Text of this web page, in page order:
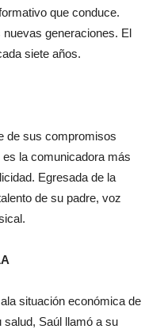
que conduce.
generaciones. El
siete años.
de sus compromisos
la comunicadora más
Egresada de la
de su padre, voz
situación económica de
salud, Saúl llamó a su